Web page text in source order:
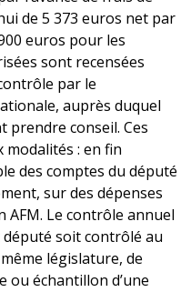
de 5 373 euros net par
euros pour les
sont recensées
par le
auprès duquel
prendre conseil. Ces
: en fin
des comptes du député
sur des dépenses
AFM. Le contrôle annuel
soit contrôlé au
législature, de
ou échantillon d’une